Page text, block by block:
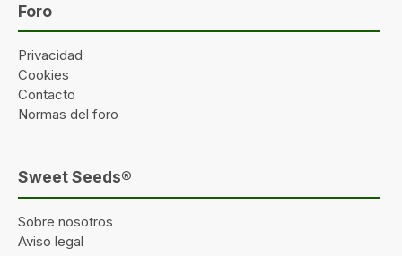
Foro
Privacidad
Cookies
Contacto
Normas del foro
Sweet Seeds®
Sobre nosotros
Aviso legal